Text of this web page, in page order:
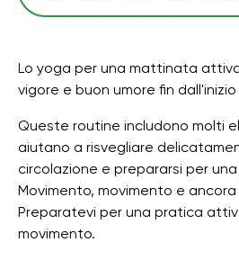
Lo yoga per una mattinata
vigore e buon umore fin
Queste routine includono molti
aiutano a risvegliare
circolazione e prepararsi per
Movimento, movimento e
Preparatevi per una pratica
movimento.